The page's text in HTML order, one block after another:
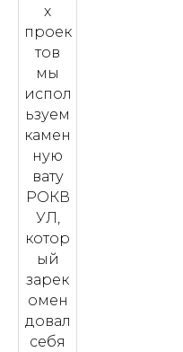
х
проек
тов
мы
испол
ьзуем
камен
ную
вату
РОКВ
УЛ,
котор
ый
зарек
омен
довал
себя